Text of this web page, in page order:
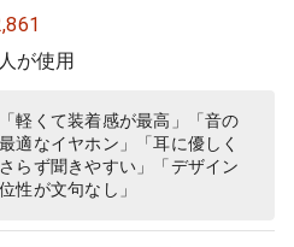
線イヤホン
が使用
軽くて装着感が最高」「音の
適なイヤホン」「耳に優しく
らず聞きやすい」「デザイン
性が文句なし」